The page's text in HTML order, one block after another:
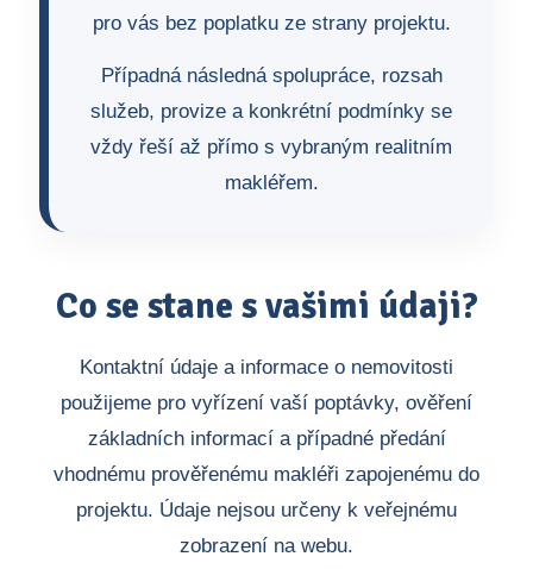
pro vás bez poplatku ze strany projektu.
Případná následná spolupráce, rozsah
služeb, provize a konkrétní podmínky se
vždy řeší až přímo s vybraným realitním
makléřem.
Co se stane s vašimi údaji?
Kontaktní údaje a informace o nemovitosti
použijeme pro vyřízení vaší poptávky, ověření
základních informací a případné předání
vhodnému prověřenému makléři zapojenému do
projektu. Údaje nejsou určeny k veřejnému
zobrazení na webu.